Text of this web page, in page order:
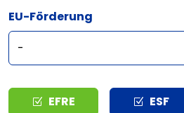
EU-Förderung
Typ EFRE ESF